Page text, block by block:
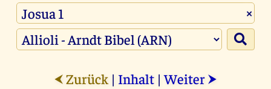
×
⮜ Zurück | Inhalt |Weiter ⮞